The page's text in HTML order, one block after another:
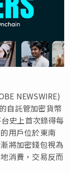
NEWSWIRE)
自託管加密貨幣
史上首次錄得每
用戶位於東南
將加密錢包視為
消費，交易反而